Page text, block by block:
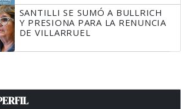
SANTILLI SE SUMÓ A BULLRICH
Y PRESIONA PARA LA RENUNCIA
DE VILLARRUEL